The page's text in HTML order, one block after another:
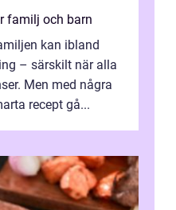
familj och barn
kan ibland
– särskilt när alla
Men med några
recept gå...